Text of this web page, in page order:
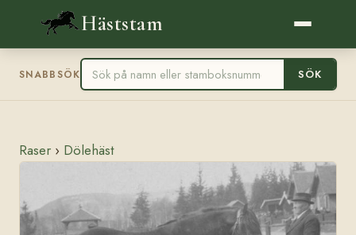
Häststam
SNABBSÖK SÖK
Raser › Dölehäst